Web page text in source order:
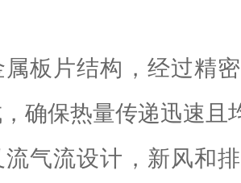
属板片结构，经过精
确保热量传递迅速且
流气流设计，新风和